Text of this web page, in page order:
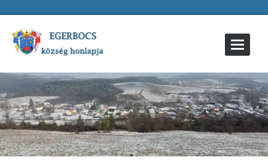
Toggle